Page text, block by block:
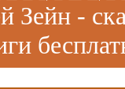
Зейн -
книги